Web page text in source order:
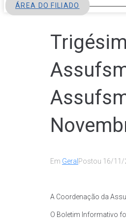
ÁREA DO FILIADO
Em Geral Postou 16/11/
A Coordenação da
O Boletim Informativo